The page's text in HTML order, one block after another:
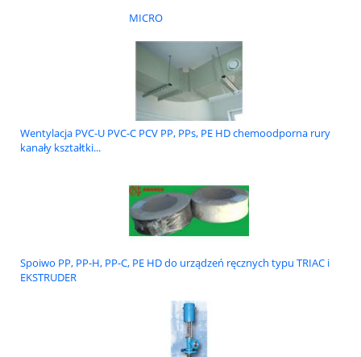
MICRO
Wentylacja PVC-U PVC-C PCV PP, PPs, PE HD chemoodporna rury
kanały kształtki...
Spoiwo PP, PP-H, PP-C, PE HD do urządzeń ręcznych typu TRIAC i
EKSTRUDER